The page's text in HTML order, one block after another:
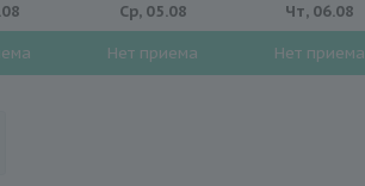
Ср, 05.08
Нет приема
Чт, 06.08
Нет приема